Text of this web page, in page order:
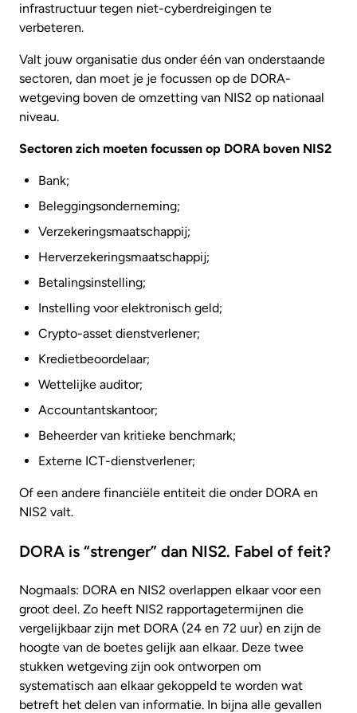
infrastructuur tegen niet-cyberdreigingen te
verbeteren.
Valt jouw organisatie dus onder één van onderstaande
sectoren, dan moet je je focussen op de DORA-
wetgeving boven de omzetting van NIS2 op nationaal
niveau.
Sectoren zich moeten focussen op DORA boven NIS2
Bank;
Beleggingsonderneming;
Verzekeringsmaatschappij;
Herverzekeringsmaatschappij;
Betalingsinstelling;
Instelling voor elektronisch geld;
Crypto-asset dienstverlener;
Kredietbeoordelaar;
Wettelijke auditor;
Accountantskantoor;
Beheerder van kritieke benchmark;
Externe ICT-dienstverlener;
Of een andere financiële entiteit die onder DORA en
NIS2 valt.
DORA is “strenger” dan NIS2. Fabel of feit?
Nogmaals: DORA en NIS2 overlappen elkaar voor een
groot deel. Zo heeft NIS2 rapportagetermijnen die
vergelijkbaar zijn met DORA (24 en 72 uur) en zijn de
hoogte van de boetes gelijk aan elkaar. Deze twee
stukken wetgeving zijn ook ontworpen om
systematisch aan elkaar gekoppeld te worden wat
betreft het delen van informatie. In bijna alle gevallen